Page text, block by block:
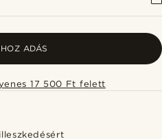
ADÁS
költség 1395 Ft - ingyenes 17 500 Ft felett